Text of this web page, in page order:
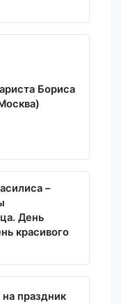
Бориса
–
День
красивого
праздник